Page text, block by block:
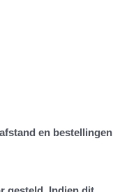
en bestellingen